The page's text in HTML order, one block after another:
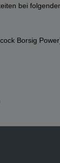
bei
Borsig